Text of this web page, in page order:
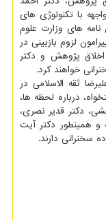
با تکنولوژی های
نامه های وزارت علوم
لزوم بازبینی در
پژوهش و دکتر
خواهند کرد.
ثقه الاسلامی در
درباره لحظه ها،
دکتر قدیر نصری،
اخلاق و مهارت: مرور ۶ تجربه و همینطور دکتر آیت
سخنرانی دارند.